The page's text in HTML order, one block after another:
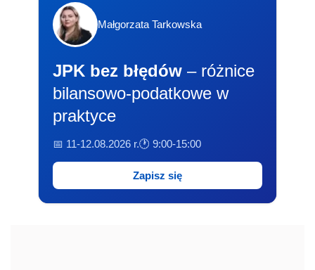
Małgorzata Tarkowska
JPK bez błędów – różnice
bilansowo-podatkowe w
praktyce
📅 11-12.08.2026 r.🕐 9:00-15:00
Zapisz się